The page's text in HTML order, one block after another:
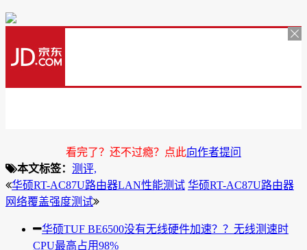
看完了？还不过瘾？点此向作者提问
本文标签： 测评,
华硕RT-AC87U路由器LAN性能测试 华硕RT-AC87U路由器
网络覆盖强度测试
华硕TUF BE6500没有无线硬件加速？？无线测速时
CPU最高占用98%